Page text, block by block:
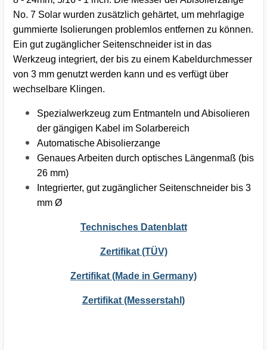
No. 7 Solar wurden zusätzlich gehärtet, um mehrlagige
gummierte Isolierungen problemlos entfernen zu können.
Ein gut zugänglicher Seitenschneider ist in das
Werkzeug integriert, der bis zu einem Kabeldurchmesser
von 3 mm genutzt werden kann und es verfügt über
wechselbare Klingen.
Spezialwerkzeug zum Entmanteln und Abisolieren
der gängigen Kabel im Solarbereich
Automatische Abisolierzange
Genaues Arbeiten durch optisches Längenmaß (bis
26 mm)
Integrierter, gut zugänglicher Seitenschneider bis 3
mm Ø
Technisches Datenblatt
Zertifikat (TÜV)
Zertifikat (Made in Germany)
Zertifikat (Messerstahl)